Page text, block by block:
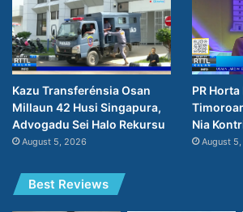
Kazu Transferénsia Osan
Millaun 42 Husi Singapura,
Advogadu Sei Halo Rekursu
August 5, 2026
PR
Nia
August
Best Reviews